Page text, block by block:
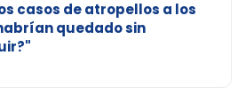
casos de atropellos a los
habrían quedado sin